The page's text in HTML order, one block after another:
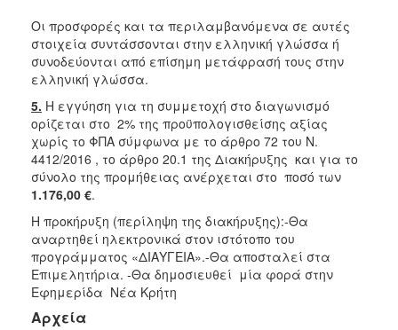
Οι προσφορές και τα περιλαμβανόμενα σε αυτές
στοιχεία συντάσσονται στην ελληνική γλώσσα ή
συνοδεύονται από επίσημη μετάφρασή τους στην
ελληνική γλώσσα.
5. Η εγγύηση για τη συμμετοχή στο διαγωνισμό
ορίζεται στο 2% της προϋπολογισθείσης αξίας
χωρίς το ΦΠΑ σύμφωνα με το άρθρο 72 του Ν.
4412/2016 , το άρθρο 20.1 της Διακήρυξης και για το
σύνολο της προμήθειας ανέρχεται στο ποσό των
1.176,00 €.
Η προκήρυξη (περίληψη της διακήρυξης):-Θα
αναρτηθεί ηλεκτρονικά στον ιστότοπο του
προγράμματος «ΔΙΑΥΓΕΙΑ».-Θα αποσταλεί στα
Επιμελητήρια. -Θα δημοσιευθεί μία φορά στην
Εφημερίδα Νέα Κρήτη
Αρχεία